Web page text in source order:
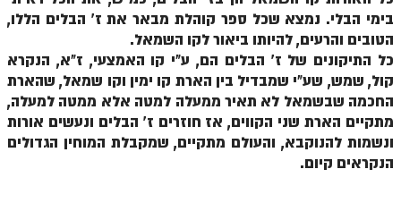
ספר הזוהר הקדוש זוהר ויקרא מתקדמים
זוהר צו מתחילים
זוהר צו מתקדמים
פרשת שמיני מתקדמים
בימי הבלי. נמצא שכל ספר קוהלת מבאר את ז' הבלים הללו,
הטובים והרעים, להיותו ביאור לקו השמאל.
כל התיקונים של ז' הבלים הם, ע"י קו האמצעי, ז"א, הנקרא
קול, שמש, שע"י שמבדיל בין הארת קו ימין וקו שמאל, שהארת
החכמה שבשמאל לא תאיר ממעלה למטה אלא ממטה למעלה,
מתקיים הארת שני הקווים, אז חוזרים ז' הבלים ונעשים אורות
ונשמות להנוקבא, והעולם מתקיים, שמקבלת המוחין הגדולים
הנקראים קיום.